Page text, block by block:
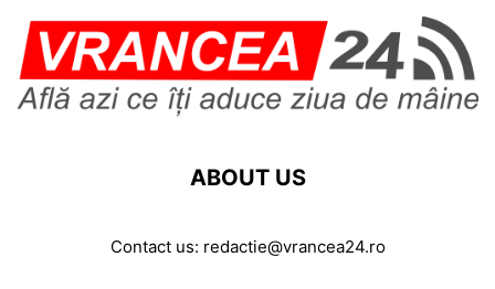
ABOUT US
Contact us: redactie@vrancea24.ro